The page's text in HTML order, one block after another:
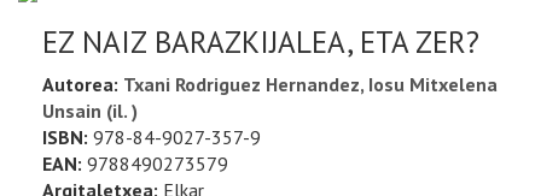
EZ NAIZ BARAZKIJALEA, ETA ZER?
Autorea: Txani Rodriguez Hernandez, Iosu Mitxelena
Unsain (il. )
ISBN: 978-84-9027-357-9
EAN: 9788490273579
Argitaletxea: Elkar